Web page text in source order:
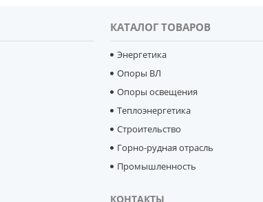
КАТАЛОГ ТОВАРОВ
Энергетика
Опоры ВЛ
Опоры освещения
Теплоэнергетика
Строительство
Горно-рудная отрасль
Промышленность